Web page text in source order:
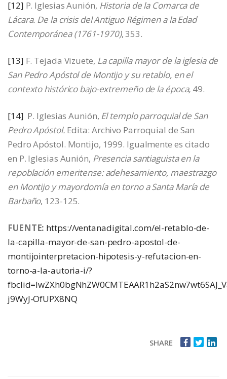
[12] P. Iglesias Aunión, Historia de la Comarca de
Lácara. De la crisis del Antiguo Régimen a la Edad
Contemporánea (1761-1970), 353.
[13] F. Tejada Vizuete, La capilla mayor de la iglesia de
San Pedro Apóstol de Montijo y su retablo, en el
contexto histórico bajo-extremeño de la época, 49.
[14] P. Iglesias Aunión, El templo parroquial de San
Pedro Apóstol. Edita: Archivo Parroquial de San
Pedro Apóstol. Montijo, 1999. Igualmente es citado
en P. Iglesias Aunión, Presencia santiaguista en la
repoblación emeritense: adehesamiento, maestrazgo
en Montijo y mayordomía en torno a Santa María de
Barbaño, 123-125.
FUENTE: https://ventanadigital.com/el-retablo-de-
la-capilla-mayor-de-san-pedro-apostol-de-
montijointerpretacion-hipotesis-y-refutacion-en-
torno-a-la-autoria-i/?
j9WyJ-OfUPX8NQ
SHARE